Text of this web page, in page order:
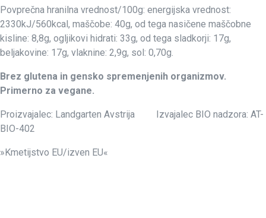
Povprečna hranilna vrednost/100g: energijska vrednost:
2330kJ/560kcal, maščobe: 40g, od tega nasičene maščobne
kisline: 8,8g, ogljikovi hidrati: 33g, od tega sladkorji: 17g,
beljakovine: 17g, vlaknine: 2,9g, sol: 0,70g.
Brez glutena in gensko spremenjenih organizmov.
Primerno za vegane.
Proizvajalec: Landgarten Avstrija Izvajalec BIO nadzora: AT-
BIO-402
»Kmetijstvo EU/izven EU«